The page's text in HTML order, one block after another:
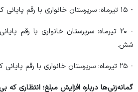
- ۱۵ تیرماه: سرپرستان خانواری با رقم پایانی کد ملی صفر، یک و دو.
- ۲۰ تیرماه: سرپرستان خانواری با رقم
شش.
- ۲۵ تیرماه: سرپرستان خانواری با رقم پایانی کد ملی هفت، هشت و نه.
گمانه‌زنی‌ها درباره افزایش مبلغ؛ انتظاری که